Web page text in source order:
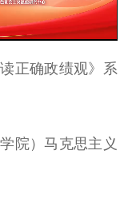
正确政绩观》系
院）马克思主义